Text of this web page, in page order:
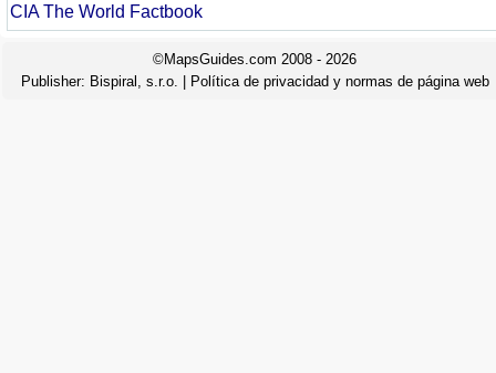
CIA The World Factbook
©MapsGuides.com 2008 - 2026
Publisher: Bispiral, s.r.o. Política de privacidad y normas de página web